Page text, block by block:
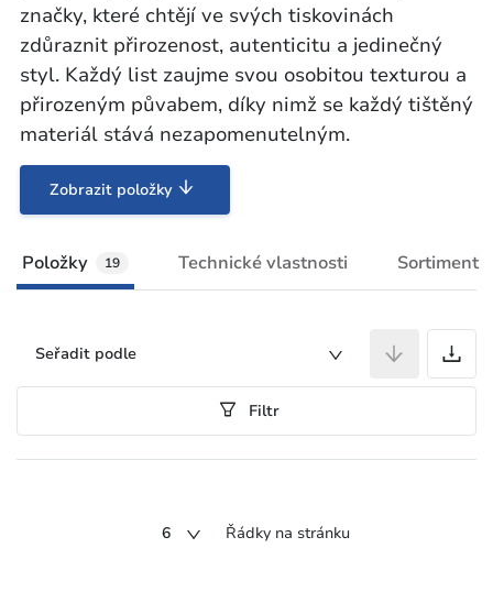
značky, které chtějí ve svých tiskovinách
zdůraznit přirozenost, autenticitu a jedinečný
styl. Každý list zaujme svou osobitou texturou a
přirozeným půvabem, díky nimž se každý tištěný
materiál stává nezapomenutelným.
Zobrazit položky
Položky 19 Technické vlastnosti Sortiment
Seřadit podle
Filtr
6 Řádky na stránku